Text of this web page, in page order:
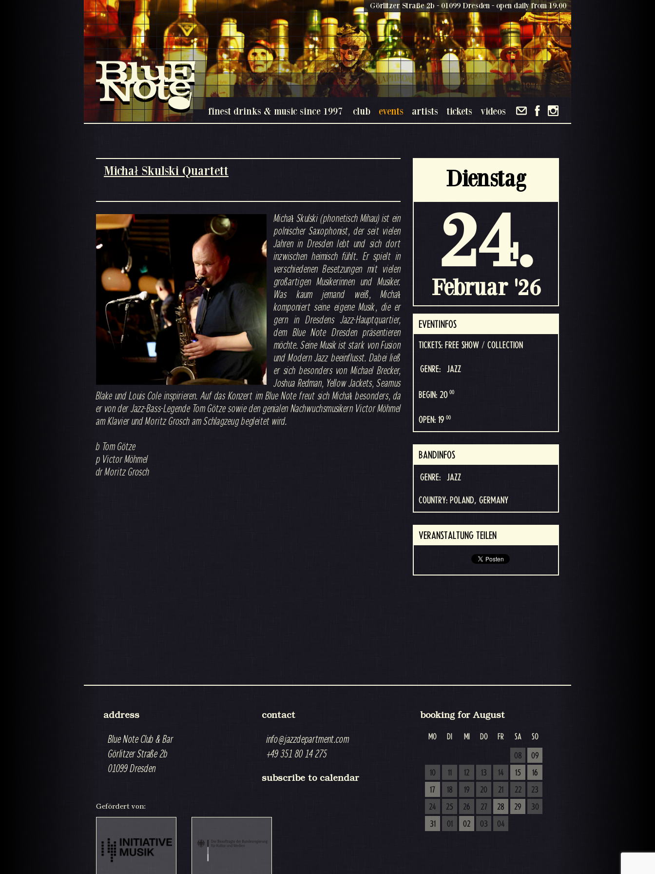
finest drinks & music since 1997
Görlitzer Straße 2b - 01099 Dresden - open daily from 19.00
club events artists tickets videos
Michał Skulski Quartett
Michał Skulski (phonetisch Mihau) ist ein
polnischer Saxophonist, der seit vielen
Jahren in Dresden lebt und sich dort
inzwischen heimisch fühlt. Er spielt in
verschiedenen Besetzungen mit vielen
großartigen Musikerinnen und Musiker.
Was kaum jemand weiß, Michał
komponiert seine eigene Musik, die er
gern in Dresdens Jazz-Hauptquartier,
dem Blue Note Dresden präsentieren
möchte. Seine Musik ist stark von Fusion
und Modern Jazz beeinflusst. Dabei ließ
er sich besonders von Michael Brecker,
Joshua Redman, Yellow Jackets, Seamus
Blake und Louis Cole inspirieren. Auf das Konzert im Blue Note freut sich Michał besonders, da
er von der Jazz-Bass-Legende Tom Götze sowie den genialen Nachwuchsmusikern Victor Möhmel
am Klavier und Moritz Grosch am Schlagzeug begleitet wird.
b Tom Götze
p Victor Möhmel
dr Moritz Grosch
Dienstag
24.
Februar '26
EVENTINFOS
TICKETS: FREE SHOW / COLLECTION
GENRE: JAZZ
BEGIN: 20 00
OPEN: 19 00
BANDINFOS
GENRE: JAZZ
COUNTRY: POLAND, GERMANY
VERANSTALTUNG TEILEN
address
Blue Note Club & Bar
Görlitzer Straße 2b
01099 Dresden
contact
info@jazzdepartment.com
+49 351 80 14 275
subscribe to calendar
booking for August
MO DI MI DO FR SA SO
08
09
10
11 12 13 14 15
16
17
18 19 20 21 22
23
24
25 26 27 28 29
30
31
01 02 03 04
Gefördert von: